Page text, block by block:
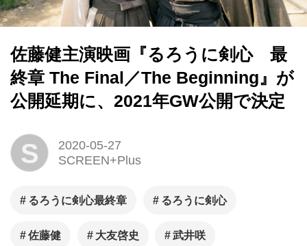
佐藤健主演映画『るろうに剣心 最
終章 The Final／The Beginning』が
公開延期に、2021年GW公開で決定
S
2020-05-27
SCREEN+Plus
るろうに剣心最終章 るろうに剣心
佐藤健 大友啓史 武井咲